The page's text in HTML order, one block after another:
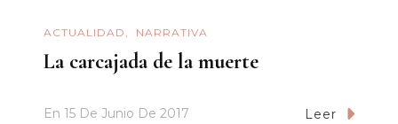
ACTUALIDAD NARRATIVA
La carcajada de la muerte
En 15 De Junio De 2017 Leer